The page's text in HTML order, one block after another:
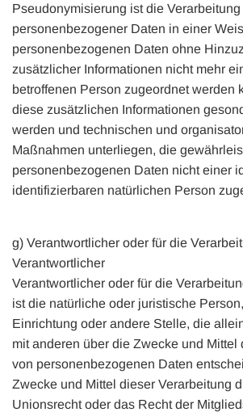
Pseudonymisierung ist die Verarbeitung
personenbezogener Daten in einer
personenbezogenen Daten ohne
zusätzlicher Informationen nicht mehr
betroffenen Person zugeordnet werden
diese zusätzlichen Informationen
werden und technischen und
Maßnahmen unterliegen, die
personenbezogenen Daten nicht einer
identifizierbaren natürlichen Person
g) Verantwortlicher oder für die
Verantwortlicher
Verantwortlicher oder für die
ist die natürliche oder juristische
Einrichtung oder andere Stelle, die
mit anderen über die Zwecke und Mittel
von personenbezogenen Daten
Zwecke und Mittel dieser Verarbeitung
Unionsrecht oder das Recht der